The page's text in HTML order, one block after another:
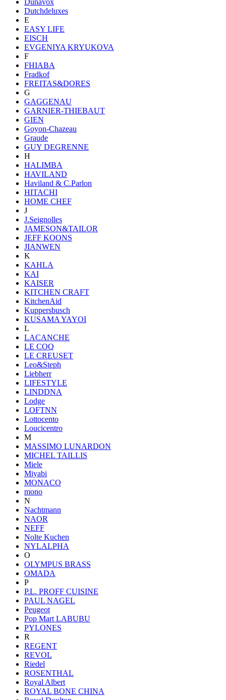
Dutchdeluxes
E
EASY LIFE
EISCH
EVGENIYA KRYUKOVA
F
FHIABA
Fradkof
FREITAS&DORES
G
GAGGENAU
GARNIER-THIEBAUT
GIEN
Goyon-Chazeau
Graude
GUY DEGRENNE
H
HALIMBA
HAVILAND
Haviland & C.Parlon
HITACHI
HOME CHEF
J
J.Seignolles
JAMESON&TAILOR
JEFF KOONS
JIANWEN
K
KAHLA
KAI
KAISER
KITCHEN CRAFT
KitchenAid
Kuppersbusch
KUSAMA YAYOI
L
LACANCHE
LE COQ
LE CREUSET
Leo&Steph
Liebherr
LIFESTYLE
LINDDNA
Lodge
LOFTNN
Lottocento
Loucicentro
M
MASSIMO LUNARDON
MICHEL TAILLIS
Miele
Miyabi
MONACO
mono
N
Nachtmann
NAOR
NEFF
Nolte Kuchen
NYLALPHA
O
OLYMPUS BRASS
OMADA
P
P.L. PROFF CUISINE
PAUL NAGEL
Peugeot
Pop Mart LABUBU
PYLONES
R
REGENT
REVOL
Riedel
ROSENTHAL
Royal Albert
ROYAL BONE CHINA